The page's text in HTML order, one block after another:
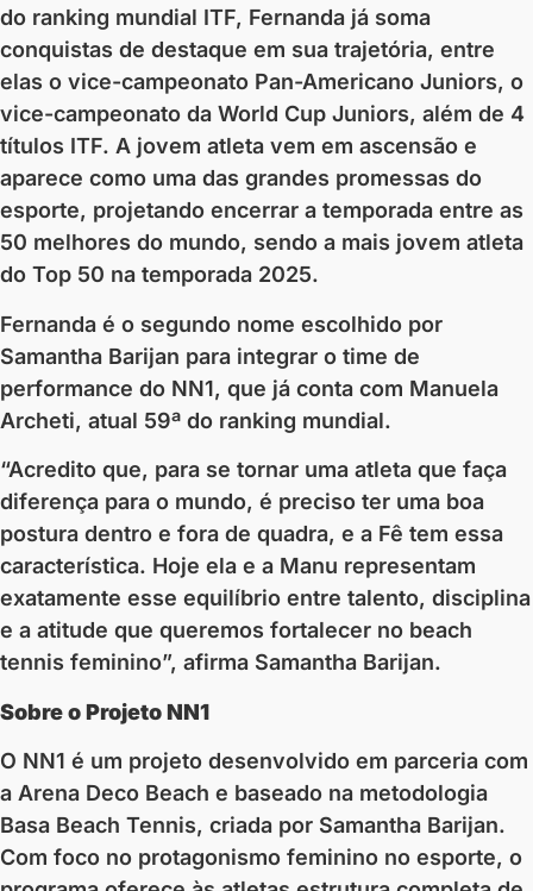
do ranking mundial ITF, Fernanda já soma
conquistas de destaque em sua trajetória, entre
elas o vice-campeonato Pan-Americano Juniors, o
vice-campeonato da World Cup Juniors, além de 4
títulos ITF. A jovem atleta vem em ascensão e
aparece como uma das grandes promessas do
esporte, projetando encerrar a temporada entre as
50 melhores do mundo, sendo a mais jovem atleta
do Top 50 na temporada 2025.
Fernanda é o segundo nome escolhido por
Samantha Barijan para integrar o time de
performance do NN1, que já conta com Manuela
Archeti, atual 59ª do ranking mundial.
“Acredito que, para se tornar uma atleta que faça
diferença para o mundo, é preciso ter uma boa
postura dentro e fora de quadra, e a Fê tem essa
característica. Hoje ela e a Manu representam
exatamente esse equilíbrio entre talento, disciplina
e a atitude que queremos fortalecer no beach
tennis feminino”, afirma Samantha Barijan.
Sobre o Projeto NN1
O NN1 é um projeto desenvolvido em parceria com
a Arena Deco Beach e baseado na metodologia
Basa Beach Tennis, criada por Samantha Barijan.
Com foco no protagonismo feminino no esporte, o